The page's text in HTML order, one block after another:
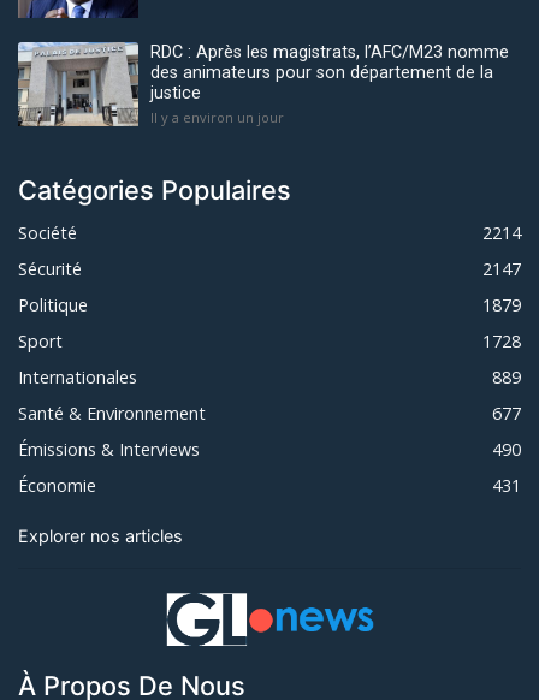
RDC : Après les magistrats, l’AFC/M23 nomme
des animateurs pour son département de la
justice
Il y a environ un jour
Catégories Populaires
Société
2214
Sécurité
2147
Politique
1879
Sport
1728
Internationales
889
Santé & Environnement
677
Émissions & Interviews
490
Économie
431
Explorer nos articles
À Propos De Nous